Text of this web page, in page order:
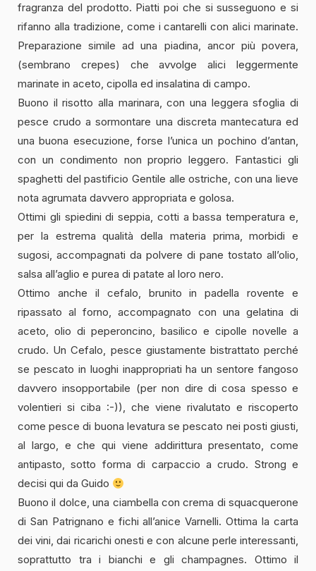
fragranza del prodotto. Piatti poi che si susseguono e si
rifanno alla tradizione, come i cantarelli con alici marinate.
Preparazione simile ad una piadina, ancor più povera,
(sembrano crepes) che avvolge alici leggermente
marinate in aceto, cipolla ed insalatina di campo.
Buono il risotto alla marinara, con una leggera sfoglia di
pesce crudo a sormontare una discreta mantecatura ed
una buona esecuzione, forse l’unica un pochino d’antan,
con un condimento non proprio leggero. Fantastici gli
spaghetti del pastificio Gentile alle ostriche, con una lieve
nota agrumata davvero appropriata e golosa.
Ottimi gli spiedini di seppia, cotti a bassa temperatura e,
per la estrema qualità della materia prima, morbidi e
sugosi, accompagnati da polvere di pane tostato all’olio,
salsa all’aglio e purea di patate al loro nero.
Ottimo anche il cefalo, brunito in padella rovente e
ripassato al forno, accompagnato con una gelatina di
aceto, olio di peperoncino, basilico e cipolle novelle a
crudo. Un Cefalo, pesce giustamente bistrattato perché
se pescato in luoghi inappropriati ha un sentore fangoso
davvero insopportabile (per non dire di cosa spesso e
volentieri si ciba :-)), che viene rivalutato e riscoperto
come pesce di buona levatura se pescato nei posti giusti,
al largo, e che qui viene addirittura presentato, come
antipasto, sotto forma di carpaccio a crudo. Strong e
decisi qui da Guido
Buono il dolce, una ciambella con crema di squacquerone
di San Patrignano e fichi all’anice Varnelli. Ottima la carta
dei vini, dai ricarichi onesti e con alcune perle interessanti,
soprattutto tra i bianchi e gli champagnes. Ottimo il